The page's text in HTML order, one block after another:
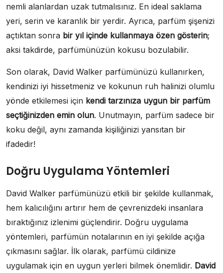
nemli alanlardan uzak tutmalısınız. En ideal saklama
yeri, serin ve karanlık bir yerdir. Ayrıca, parfüm şişenizi
açtıktan sonra bir yıl içinde kullanmaya özen gösterin;
aksi takdirde, parfümünüzün kokusu bozulabilir.
Son olarak, David Walker parfümünüzü kullanırken,
kendinizi iyi hissetmeniz ve kokunun ruh halinizi olumlu
yönde etkilemesi için kendi tarzınıza uygun bir parfüm
seçtiğinizden emin olun. Unutmayın, parfüm sadece bir
koku değil, aynı zamanda kişiliğinizi yansıtan bir
ifadedir!
Doğru Uygulama Yöntemleri
David Walker parfümünüzü etkili bir şekilde kullanmak,
hem kalıcılığını artırır hem de çevrenizdeki insanlara
bıraktığınız izlenimi güçlendirir. Doğru uygulama
yöntemleri, parfümün notalarının en iyi şekilde açığa
çıkmasını sağlar. İlk olarak, parfümü cildinize
uygulamak için en uygun yerleri bilmek önemlidir. David